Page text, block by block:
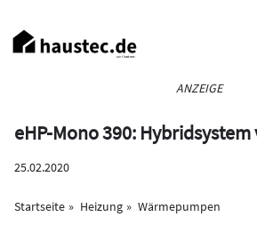
zum
Inhalt
ANZEIGE
eHP-Mono 390:
25.02.2020
Startseite Heizung Wärmepumpen